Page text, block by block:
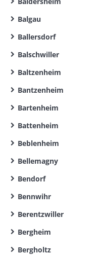
Balgau
Ballersdorf
Balschwiller
Baltzenheim
Bantzenheim
Bartenheim
Battenheim
Beblenheim
Bellemagny
Bendorf
Bennwihr
Berentzwiller
Bergheim
Bergholtz